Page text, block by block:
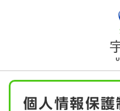
メニュー
本
個人情報保